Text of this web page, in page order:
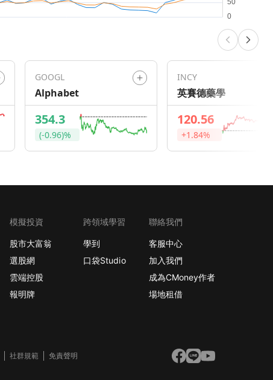
GOOGL
Alphabet
354.3
(-0.96)%
INCY
英賽德藥學
120.56
+1.84%
模擬投資
股市大富翁
選股網
雲端控股
報明牌
跨領域學習
學到
口袋Studio
聯絡我們
客服中心
加入我們
成為CMoney作者
場地租借
社群規範 免責聲明